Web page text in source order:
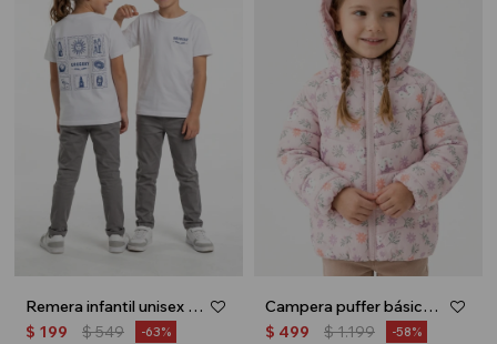
Remera infantil unisex Uruguay - Blanco
$ 199 $549 63
Campera puffer básica - Rosa
$ 499 $1.199 58